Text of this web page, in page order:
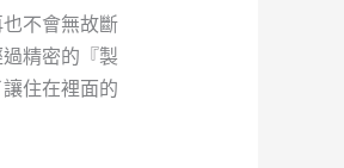
不會無故斷
精密的『製
住在裡面的